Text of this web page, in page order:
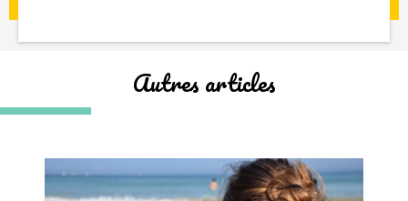
Autres articles